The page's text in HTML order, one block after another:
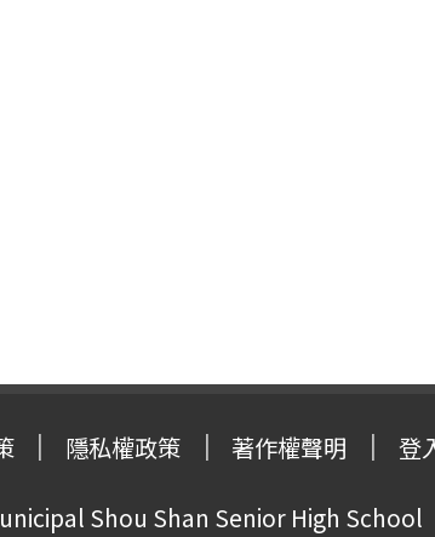
隱私權政策 著作權聲明 登
Shou Shan Senior High School